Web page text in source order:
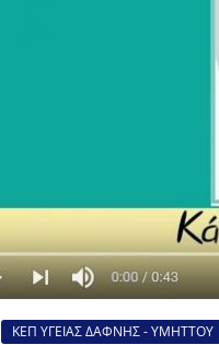
ΚΕΠ ΥΓΕΙΑΣ ΔΑΦΝΗΣ - ΥΜΗΤΤΟΥ